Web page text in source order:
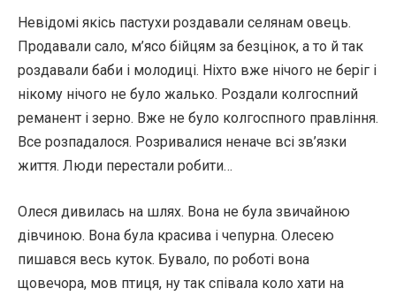
Невідомі якісь пастухи роздавали селянам овець.
Продавали сало, м’ясо бійцям за безцінок, а то й так
роздавали баби і молодиці. Ніхто вже нічого не беріг і
нікому нічого не було жалько. Роздали колгоспний
реманент і зерно. Вже не було колгоспного правління.
Все розпадалося. Розривалися неначе всі зв’язки
життя. Люди перестали робити…
Олеся дивилась на шлях. Вона не була звичайною
дівчиною. Вона була красива і чепурна. Олесею
пишався весь куток. Бувало, по роботі вона
щовечора, мов птиця, ну так співала коло хати на